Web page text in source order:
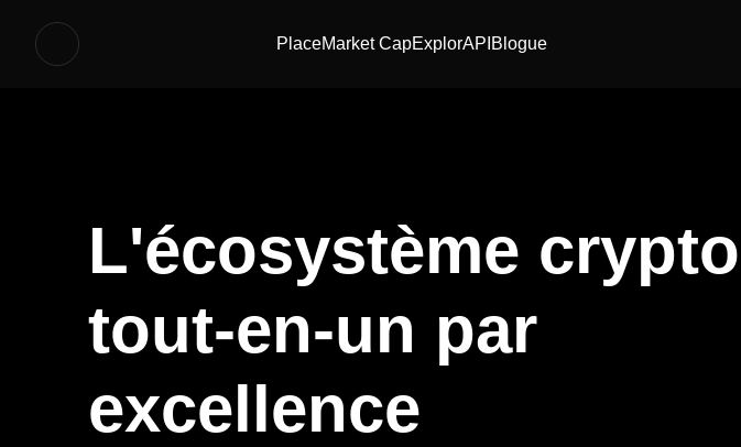
PlaceMarket CapExplorAPI Blogue
L'écosystème crypto
tout-en-un par
excellence